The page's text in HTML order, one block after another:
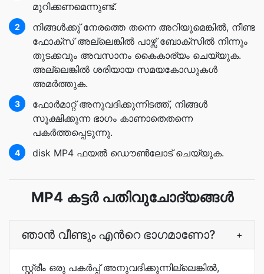
മുറിക്കണമെന്നുണ്ട്.
2
നിങ്ങള്‍ക്കു് നേരത്തെ തന്നെ അറിയുമെങ്കില്‍, നീണ്ട
ഫോക്സ് അല്ലെങ്കില്‍ പാഴ്സ് ബോക്സില്‍ നിന്നും
തുടക്കവും അവസാനം കൈകാര്യം ചെയ്യുക.
അല്ലെങ്കില്‍ ശരിയായ സമയകോഡുകള്‍
അമര്‍ത്തുക.
3
ഫോർമാറ്റ്‌ അനുവദിക്കുന്നിടത്ത്‌, നിങ്ങൾ
സൂക്ഷിക്കുന്ന ഭാഗം കാണാതെതന്നെ
പകര്‍ത്തപ്പെടുന്നു.
4 disk MP4 ഫയല്‍ ഡൌണ്‍ലോട് ചെയ്യുക.
MP4 കട്ടർ പതിവുചോദ്യങ്ങൾ
ഞാന്‍ വീണ്ടും എന്‍റെ ഭാഗമാണോ? +
സ്റ്റ്രീം ഒരു പകര്‍പ്പ് അനുവദിക്കുന്നില്ലെങ്കില്‍,